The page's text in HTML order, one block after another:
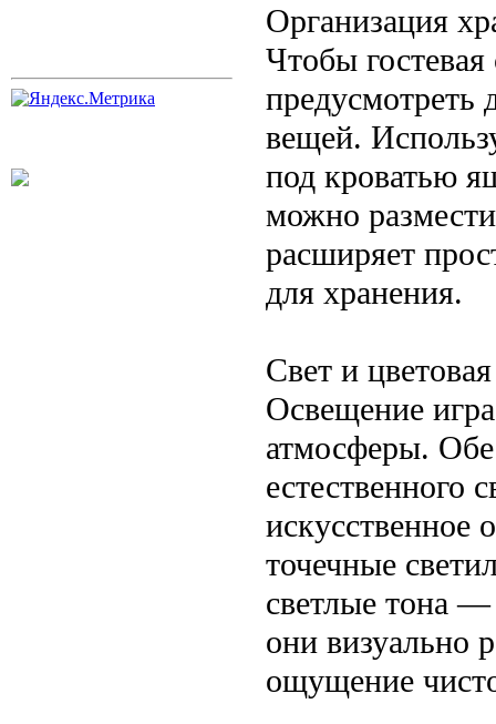
Организация
Чтобы
предусмотреть
вещей.
под кроватью
можно
расширяет
для хранения.
Свет и
Освещение
атмосферы.
естественного
точечные
светлые тона
они визуально
ощущение